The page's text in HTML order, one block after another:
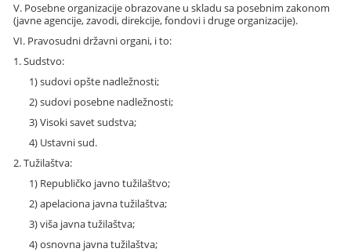
V. Posebne organizacije obrazovane u skladu sa posebnim zakonom
(javne agencije, zavodi, direkcije, fondovi i druge organizacije).
VI. Pravosudni državni organi, i to:
1. Sudstvo:
1) sudovi opšte nadležnosti;
2) sudovi posebne nadležnosti;
3) Visoki savet sudstva;
4) Ustavni sud.
2. Tužilaštva:
1) Republičko javno tužilaštvo;
2) apelaciona javna tužilaštva;
3) viša javna tužilaštva;
4) osnovna javna tužilaštva;